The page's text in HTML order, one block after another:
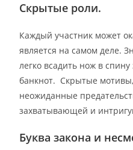
Скрытые роли.
Каждый участник может
является на самом деле.
легко всадить нож в
банкнот. Скрытые
неожиданные
захватывающей и
Буква закона и